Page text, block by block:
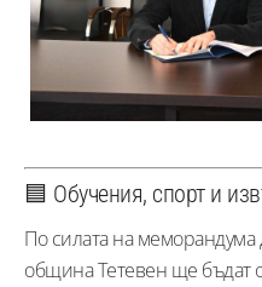
🟦 Обучения, спорт и
По силата на меморандума
община Тетевен ще бъдат